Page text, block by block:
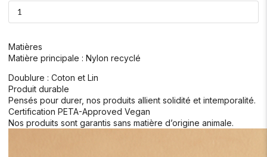
Matières
Matière principale : Nylon recyclé
Doublure : Coton et Lin
Produit durable
Pensés pour durer, nos produits allient solidité et intemporalité.
Certification PETA-Approved Vegan
Nos produits sont garantis sans matière d’origine animale.